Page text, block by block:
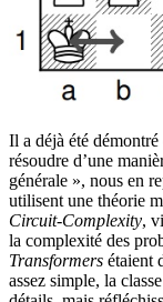
Il a déjà été démontré
résoudre d’une
générale », nous en
utilisent une théorie
Circuit-Complexity,
la complexité des
Transformers étaient
assez simple, la classe